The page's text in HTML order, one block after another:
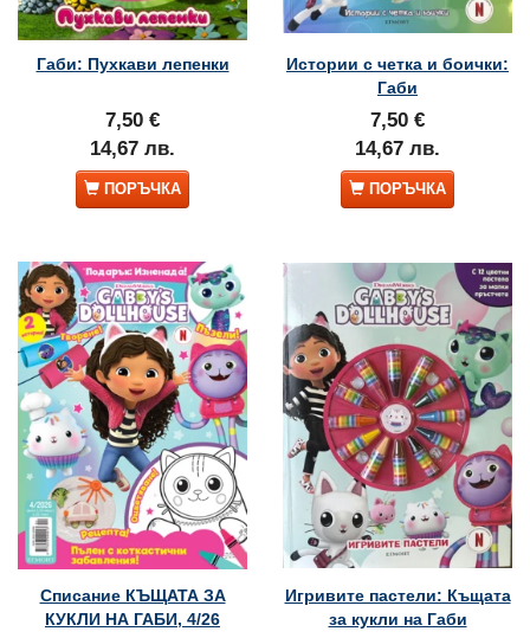
Габи: Пухкави лепенки
7,50 €
14,67 лв.
ПОРЪЧКА
Истории с четка и боички:
Габи
7,50 €
14,67 лв.
ПОРЪЧКА
Списание КЪЩАТА ЗА
КУКЛИ НА ГАБИ, 4/26
Игривите пастели: Къщата
за кукли на Габи